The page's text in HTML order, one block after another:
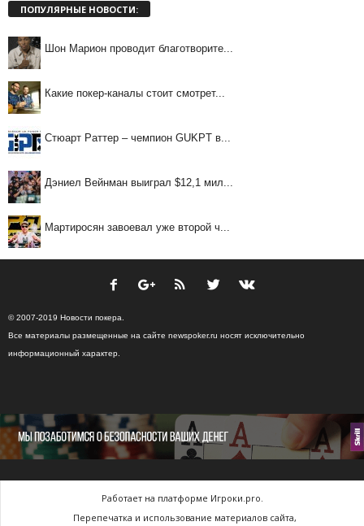
ПОПУЛЯРНЫЕ НОВОСТИ:
Шон Марион проводит благотворите...
Какие покер-каналы стоит смотрет...
Стюарт Раттер – чемпион GUKPT в...
Дэниел Вейнман выиграл $12,1 мил...
Мартиросян завоевал уже второй ч...
© 2007-2019 Новости покера.
Все материалы размещенные на сайте newspoker.ru носят исключительно
информационный характер.
Работает на платформе Игроки.pro.
Перепечатка и использование материалов сайта,